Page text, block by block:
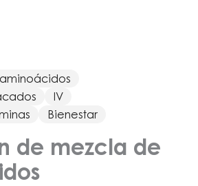
IV
Bienestar
de mezcla de